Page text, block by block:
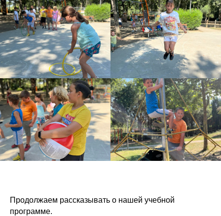
Продолжаем рассказывать о нашей учебной
программе.